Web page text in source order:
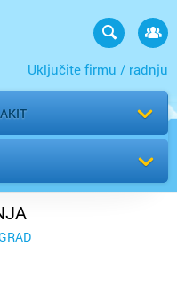
Uključite firmu / radnju